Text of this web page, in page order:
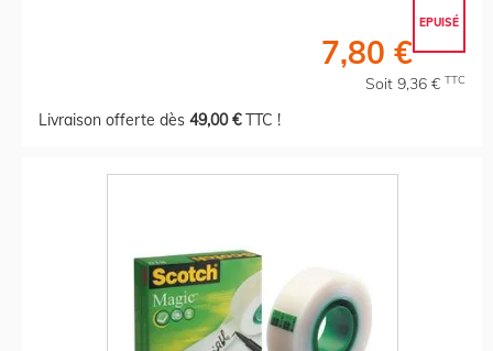
EPUISÉ
7,80 €
Soit 9,36 € TTC
Livraison offerte dès 49,00 €TTC !